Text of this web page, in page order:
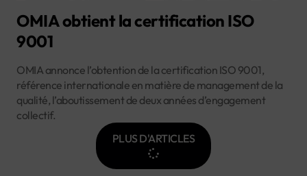
OMIA obtient la certification ISO
9001
OMIA annonce l’obtention de la certification ISO 9001,
référence internationale en matière de management de la
qualité, l’aboutissement de deux années d’engagement
collectif.
PLUS D'ARTICLES